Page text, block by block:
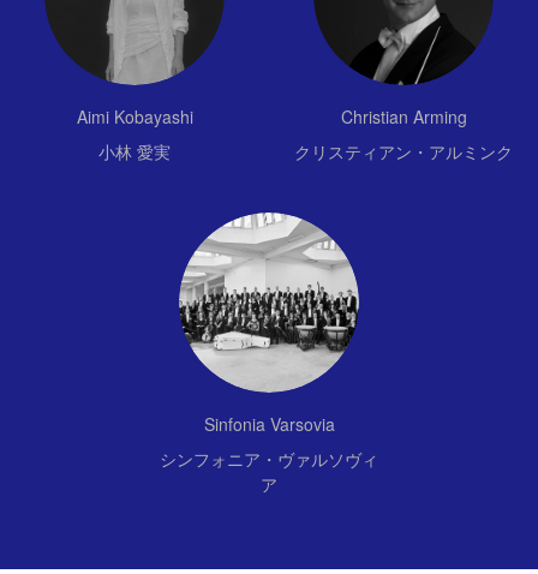
Aimi Kobayashi
小林 愛実
Christian Arming
クリスティアン・アルミンク
Sinfonia Varsovia
シンフォニア・ヴァルソヴィ
ア